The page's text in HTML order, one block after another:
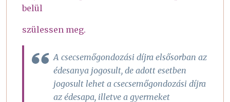
belül
szülessen meg.
A csecsemőgondozási díjra elsősorban az
édesanya jogosult, de adott esetben
jogosult lehet a csecsemőgondozási díjra
az édesapa, illetve a gyermeket